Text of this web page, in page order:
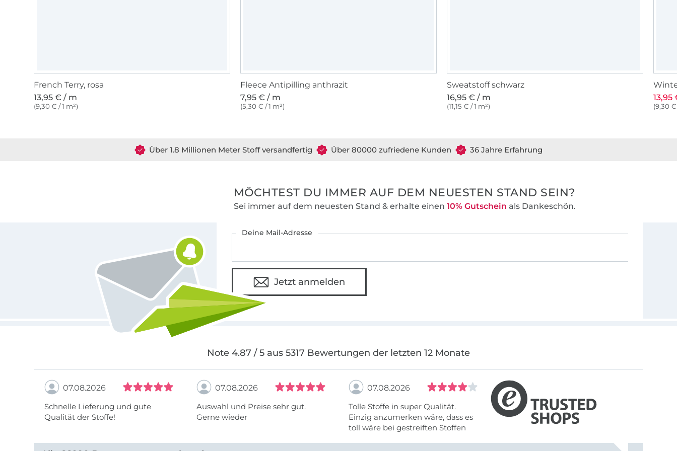
French Terry, rosa
13,95 € / m
(9,30 € / 1 m²)
Fleece Antipilling anthrazit
7,95 € / m
(5,30 € / 1 m²)
Sweatstoff schwarz
16,95 € / m
(11,15 € / 1 m²)
13,95
(9,30 €
Über 1.8 Millionen Meter Stoff versandfertig Über 80000 zufriedene Kunden 36 Jahre Erfahrung
MÖCHTEST DU IMMER AUF DEM NEUESTEN STAND SEIN?
Sei immer auf dem neuesten Stand & erhalte einen 10% Gutschein als Dankeschön.
Deine Mail-Adresse
Jetzt anmelden
Note 4.87 / 5 aus 5317 Bewertungen der letzten 12 Monate
07.08.2026
Schnelle Lieferung und gute
Qualität der Stoffe!
07.08.2026
Auswahl und Preise sehr gut.
Gerne wieder
07.08.2026
Tolle Stoffe in super Qualität.
Einzig anzumerken wäre, dass es
toll wäre bei gestreiften Stoffen